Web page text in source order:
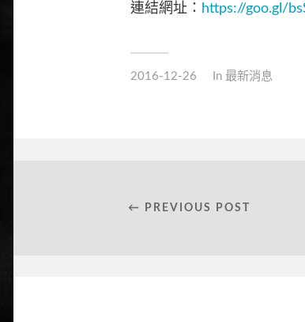
連結網址： https://goo.gl/
2016-12-26 In 最新消息
← PREVIOUS POST